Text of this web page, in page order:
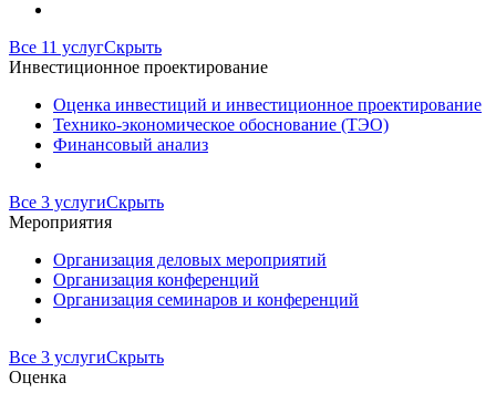
Все 11 услугСкрыть
Инвестиционное проектирование
Оценка инвестиций и инвестиционное проектирование
Технико-экономическое обоснование (ТЭО)
Финансовый анализ
Все 3 услугиСкрыть
Мероприятия
Организация деловых мероприятий
Организация конференций
Организация семинаров и конференций
Все 3 услугиСкрыть
Оценка